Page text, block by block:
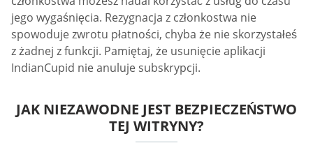
jego wygaśnięcia. Rezygnacja z członkostwa nie
spowoduje zwrotu płatności, chyba że nie skorzystałeś
z żadnej z funkcji. Pamiętaj, że usunięcie aplikacji
IndianCupid nie anuluje subskrypcji.
JAK NIEZAWODNE JEST BEZPIECZEŃSTWO
TEJ WITRYNY?